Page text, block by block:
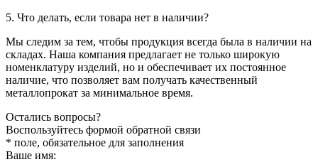
5. Что делать, если товара нет в наличии?
Мы следим за тем, чтобы продукция всегда была в наличии на
складах. Наша компания предлагает не только широкую
номенклатуру изделий, но и обеспечивает их постоянное
наличие, что позволяет вам получать качественный
металлопрокат за минимальное время.
Остались вопросы?
Воспользуйтесь формой обратной связи
* поле, обязательное для заполнения
Ваше имя: